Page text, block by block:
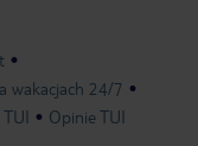
wakacjach 24/7
Opinie TUI